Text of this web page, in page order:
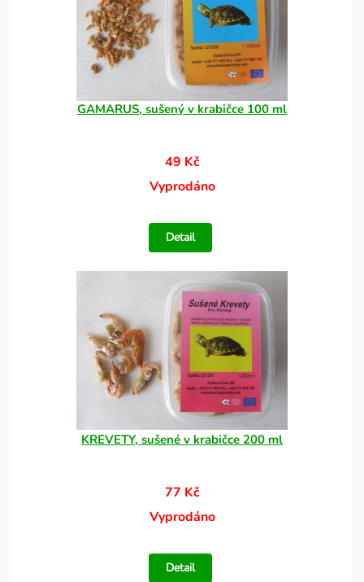
GAMARUS, sušený v krabičce 100 ml
49 Kč
Vyprodáno
Detail
KREVETY, sušené v krabičce 200 ml
77 Kč
Vyprodáno
Detail